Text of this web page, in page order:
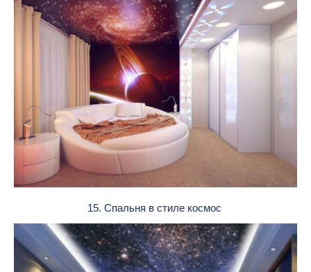
15. Спальня в стиле космос